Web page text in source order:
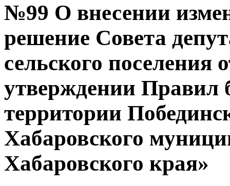
№99 О внесении
решение Совета
сельского поселения
утверждении Правил
территории
Хабаровского
Хабаровского края»